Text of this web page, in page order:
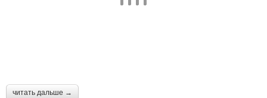
читать дальше →